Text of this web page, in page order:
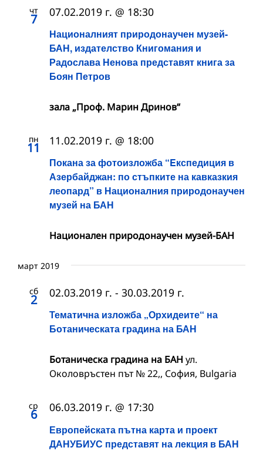
чт
7
Националният природонаучен музей-
БАН, издателство Книгомания и
Радослава Ненова представят книга за
Боян Петров
07.02.2019 г. @ 18:30
зала „Проф. Марин Дринов“
пн
11
Покана за фотоизложба “Eкспедиция в
Азербайджан: по стъпките на кавказкия
леопард” в Националния природонаучен
музей на БАН
11.02.2019 г. @ 18:00
Национален природонаучен музей-БАН
март 2019
сб
2
Тематична изложба „Орхидеите“ на
Ботаническата градина на БАН
02.03.2019 г. - 30.03.2019 г.
Ботаническа градина на БАН ул.
Околовръстен път № 22,, София, Bulgaria
ср
6
Европейската пътна карта и проект
ДАНУБИУС представят на лекция в БАН
06.03.2019 г. @ 17:30